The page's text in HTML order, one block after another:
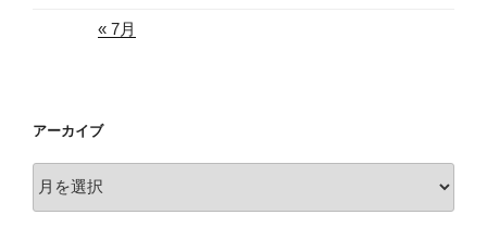
« 7月
アーカイブ
ー